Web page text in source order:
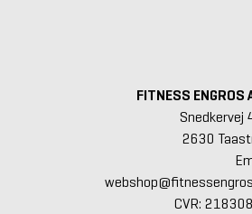
FITNESS ENGROS
Snedkervej
2630
CVR: